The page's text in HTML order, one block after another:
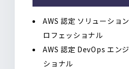
AWS 認定 ソリューショ
ロフェッショナル
AWS 認定 DevOps エン
ショナル